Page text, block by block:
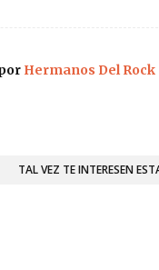
Hermanos Del Rock
TAL VEZ TE INTERESEN